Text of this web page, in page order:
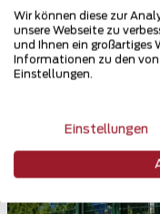
Wir können diese zur
unsere Webseite zu
und Ihnen ein großartiges
Informationen zu den
Einstellungen.
Einstellungen